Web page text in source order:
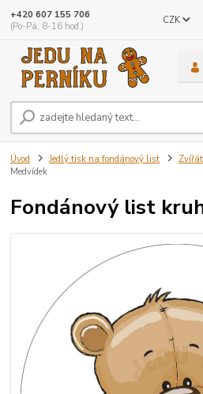
CZK
+420 607 155 706
(Po-Pá, 8-16 hod.)
Úvod Jedlý tisk na fondánový list
Medvídek
Fondánový list